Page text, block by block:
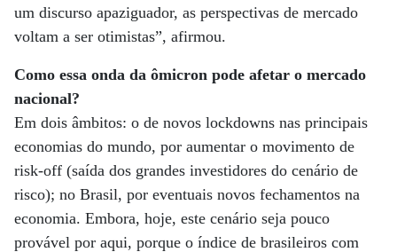
um discurso apaziguador, as perspectivas de mercado
voltam a ser otimistas”, afirmou.
Como essa onda da ômicron pode afetar o mercado
nacional?
Em dois âmbitos: o de novos lockdowns nas principais
economias do mundo, por aumentar o movimento de
risk-off (saída dos grandes investidores do cenário de
risco); no Brasil, por eventuais novos fechamentos na
economia. Embora, hoje, este cenário seja pouco
provável por aqui, porque o índice de brasileiros com